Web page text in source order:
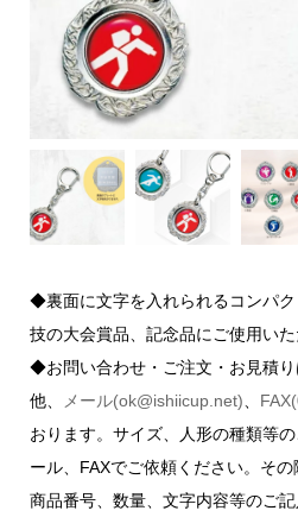
◆裏面に文字を入れられるコンパ
技の大会賞品、記念品にご使用いた
◆お問い合わせ・ご注文・お見積
他、
メール(ok@ishiicup.net)
おります。サイズ、人形の種類等
ール、FAXでご依頼ください。その
商品番号、数量、文字内容等のご